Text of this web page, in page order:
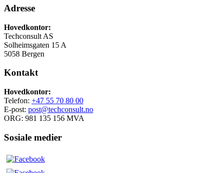
Adresse
Hovedkontor:
Techconsult AS
Solheimsgaten 15 A
5058 Bergen
Kontakt
Hovedkontor:
Telefon: +47 55 70 80 00
E-post: post@techconsult.no
ORG: 981 135 156 MVA
Sosiale medier